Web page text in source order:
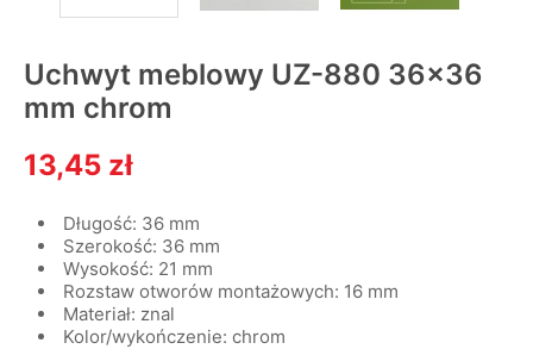
Uchwyt meblowy UZ-880 36x36
mm chrom
13,45 zł
Długość: 36 mm
Szerokość: 36 mm
Wysokość: 21 mm
Rozstaw otworów montażowych: 16 mm
Materiał: znal
Kolor/wykończenie: chrom